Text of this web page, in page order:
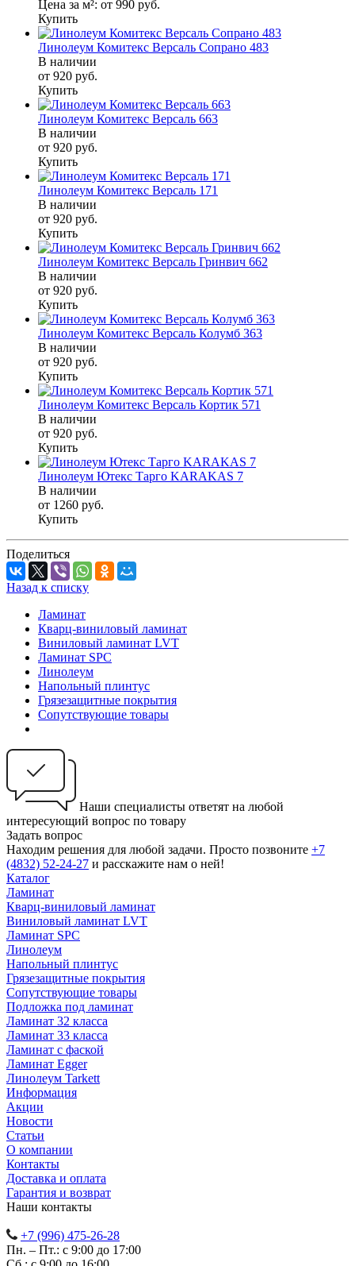
Цена за м²: от 990 руб.
Купить
Линолеум Комитекс Версаль Сопрано 483
В наличии
от 920 руб.
Купить
Линолеум Комитекс Версаль 663
В наличии
от 920 руб.
Купить
Линолеум Комитекс Версаль 171
В наличии
от 920 руб.
Купить
Линолеум Комитекс Версаль Гринвич 662
В наличии
от 920 руб.
Купить
Линолеум Комитекс Версаль Колумб 363
В наличии
от 920 руб.
Купить
Линолеум Комитекс Версаль Кортик 571
В наличии
от 920 руб.
Купить
Линолеум Ютекс Тарго KARAKAS 7
В наличии
от 1260 руб.
Купить
Поделиться
Назад к списку
Ламинат
Кварц-виниловый ламинат
Виниловый ламинат LVT
Ламинат SPC
Линолеум
Напольный плинтус
Грязезащитные покрытия
Сопутствующие товары
Наши специалисты ответят на любой
интересующий вопрос по товару
Задать вопрос
Находим решения для любой задачи. Просто позвоните +7
(4832) 52-24-27 и расскажите нам о ней!
Каталог
Ламинат
Кварц-виниловый ламинат
Виниловый ламинат LVT
Ламинат SPC
Линолеум
Напольный плинтус
Грязезащитные покрытия
Сопутствующие товары
Подложка под ламинат
Ламинат 32 класса
Ламинат 33 класса
Ламинат с фаской
Ламинат Egger
Линолеум Tarkett
Информация
Акции
Новости
Статьи
О компании
Контакты
Доставка и оплата
Гарантия и возврат
Наши контакты
+7 (996) 475-26-28
Пн. – Пт.: с 9:00 до 17:00